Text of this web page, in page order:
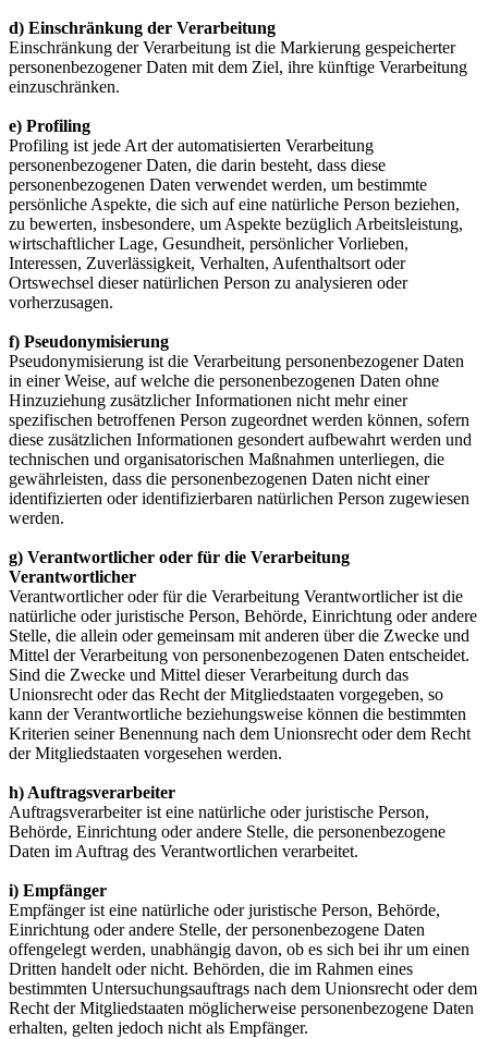
d) Einschränkung der Verarbeitung
Einschränkung der Verarbeitung ist die Markierung gespeicherter
personenbezogener Daten mit dem Ziel, ihre künftige Verarbeitung
einzuschränken.
e) Profiling
Profiling ist jede Art der automatisierten Verarbeitung
personenbezogener Daten, die darin besteht, dass diese
personenbezogenen Daten verwendet werden, um bestimmte
persönliche Aspekte, die sich auf eine natürliche Person beziehen,
zu bewerten, insbesondere, um Aspekte bezüglich Arbeitsleistung,
wirtschaftlicher Lage, Gesundheit, persönlicher Vorlieben,
Interessen, Zuverlässigkeit, Verhalten, Aufenthaltsort oder
Ortswechsel dieser natürlichen Person zu analysieren oder
vorherzusagen.
f) Pseudonymisierung
Pseudonymisierung ist die Verarbeitung personenbezogener Daten
in einer Weise, auf welche die personenbezogenen Daten ohne
Hinzuziehung zusätzlicher Informationen nicht mehr einer
spezifischen betroffenen Person zugeordnet werden können, sofern
diese zusätzlichen Informationen gesondert aufbewahrt werden und
technischen und organisatorischen Maßnahmen unterliegen, die
gewährleisten, dass die personenbezogenen Daten nicht einer
identifizierten oder identifizierbaren natürlichen Person zugewiesen
werden.
g) Verantwortlicher oder für die Verarbeitung
Verantwortlicher
Verantwortlicher oder für die Verarbeitung Verantwortlicher ist die
natürliche oder juristische Person, Behörde, Einrichtung oder andere
Stelle, die allein oder gemeinsam mit anderen über die Zwecke und
Mittel der Verarbeitung von personenbezogenen Daten entscheidet.
Sind die Zwecke und Mittel dieser Verarbeitung durch das
Unionsrecht oder das Recht der Mitgliedstaaten vorgegeben, so
kann der Verantwortliche beziehungsweise können die bestimmten
Kriterien seiner Benennung nach dem Unionsrecht oder dem Recht
der Mitgliedstaaten vorgesehen werden.
h) Auftragsverarbeiter
Auftragsverarbeiter ist eine natürliche oder juristische Person,
Behörde, Einrichtung oder andere Stelle, die personenbezogene
Daten im Auftrag des Verantwortlichen verarbeitet.
i) Empfänger
Empfänger ist eine natürliche oder juristische Person, Behörde,
Einrichtung oder andere Stelle, der personenbezogene Daten
offengelegt werden, unabhängig davon, ob es sich bei ihr um einen
Dritten handelt oder nicht. Behörden, die im Rahmen eines
bestimmten Untersuchungsauftrags nach dem Unionsrecht oder dem
Recht der Mitgliedstaaten möglicherweise personenbezogene Daten
erhalten, gelten jedoch nicht als Empfänger.